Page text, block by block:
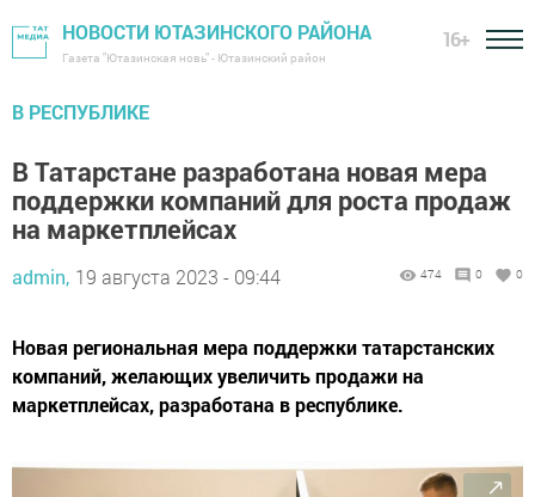
НОВОСТИ ЮТАЗИНСКОГО РАЙОНА
Газета "Ютазинская новь" - Ютазинский район
16+
В РЕСПУБЛИКЕ
В Татарстане разработана новая мера
поддержки компаний для роста продаж
на маркетплейсах
admin, 19 августа 2023 - 09:44 474 0 0
Новая региональная мера поддержки татарстанских
компаний, желающих увеличить продажи на
маркетплейсах, разработана в республике.